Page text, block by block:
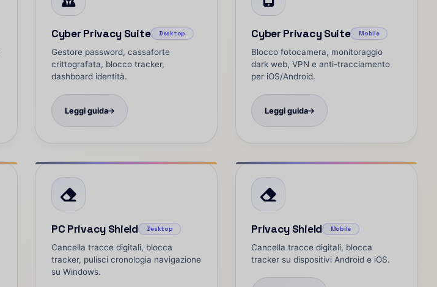
Cyber Privacy Suite Desktop
Gestore password, cassaforte
crittografata, blocco tracker,
dashboard identità.
Leggi guida
Cyber Privacy Suite Mobile
Blocco fotocamera, monitoraggio
dark web, VPN e anti-tracciamento
per iOS/Android.
Leggi guida
PC Privacy Shield Desktop
Cancella tracce digitali, blocca
tracker, pulisci cronologia navigazione
su Windows.
Privacy Shield Mobile
Cancella tracce digitali, blocca
tracker su dispositivi Android e iOS.